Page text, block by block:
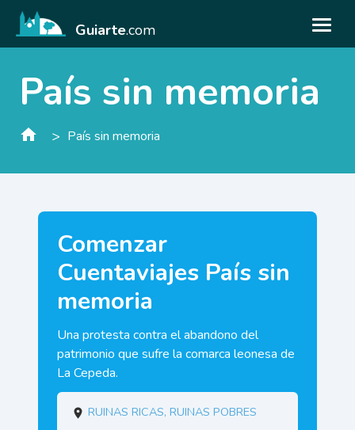
Guiarte.com
País sin memoria
> País sin memoria
Comenzar
Cuentaviajes País sin
memoria
Una protesta contra el abandono del
patrimonio que sufre la comarca leonesa de
La Cepeda.
Ruinas ricas, ruinas pobres